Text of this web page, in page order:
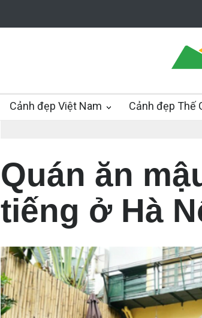
Cảnh đẹp Việt Nam Cảnh đẹp Thế
Quán ăn
tiếng ở Hà